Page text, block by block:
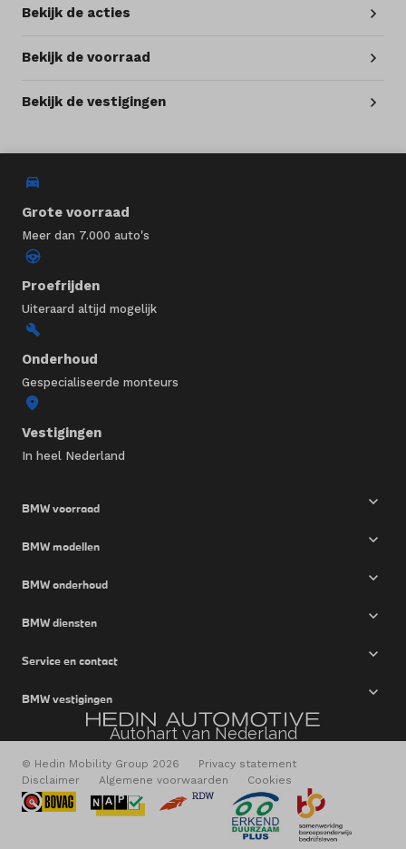
Bekijk de acties
Bekijk de voorraad
Bekijk de vestigingen
Grote voorraad
Meer dan 7.000 auto's
Proefrijden
Uiteraard altijd mogelijk
Onderhoud
Gespecialiseerde monteurs
Vestigingen
In heel Nederland
BMW voorraad
BMW modellen
BMW onderhoud
BMW diensten
Service en contact
BMW vestigingen
Autohart van Nederland
© Hedin Mobility Group 2026
Privacy statement
Disclaimer
Algemene voorwaarden Cookies